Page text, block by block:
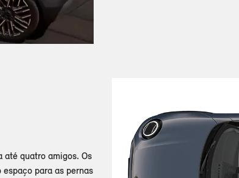
até quatro amigos. Os
para as pernas